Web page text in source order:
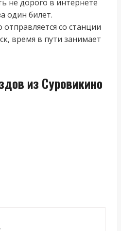
не дорого в интернете
один билет.
со станции
время в пути занимает
из Суровикино